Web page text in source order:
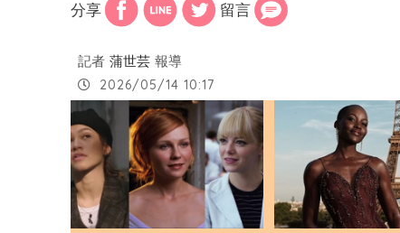
分享 留言
記者 蒲世芸 報導
2026/05/14 10:17